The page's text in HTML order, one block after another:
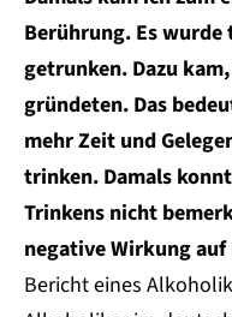
Berührung. Es
getrunken. Dazu
gründeten. Das
mehr Zeit und
trinken. Damals
Trinkens nicht
negative Wirkung
Bericht eines